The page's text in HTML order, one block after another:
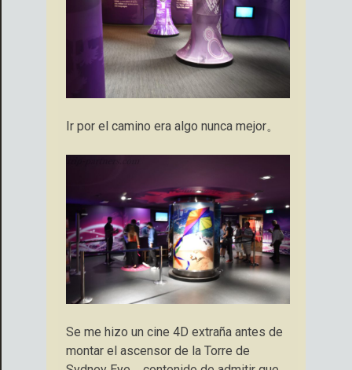
Ir por el camino era algo nunca mejor。
Se me hizo un cine 4D extraña antes de
montar el ascensor de la Torre de